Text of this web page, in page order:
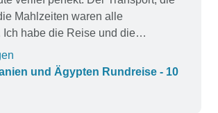
dieser Tour war der Reiseleiter
anwesend, sondern ein
für den nächsten Tag
dies während des größten Teils der
funktionierte, glaube ich, dass
Mahlzeiten waren alle
Ich habe die Reise und die
sehr genossen.
und Ägypten Rundreise - 10